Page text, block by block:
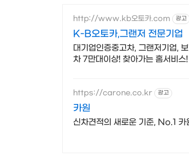
http://www.kb오토카.com 광고
K-B오토카,그랜저 전문기업
대기업인증중고차, 그랜저기업,
차 7만대이상! 찾아가는 홈서비
https://carone.co.kr 광고
카원
신차견적의 새로운 기준, No.1 카